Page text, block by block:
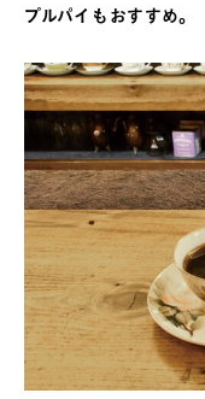
プルパイもおすすめ。